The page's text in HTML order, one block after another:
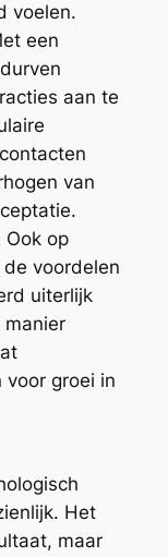
voelen.
een
aan te
van
Ook op
voordelen
uiterlijk
voor groei in
Het
maar